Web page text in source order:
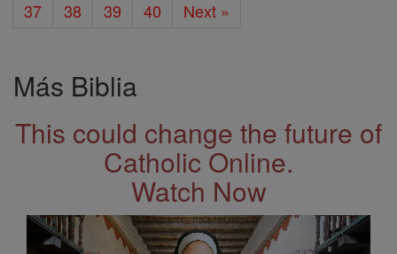
37 38 39 40 Next »
Más Biblia
This could change the future of
Catholic Online.
Watch Now